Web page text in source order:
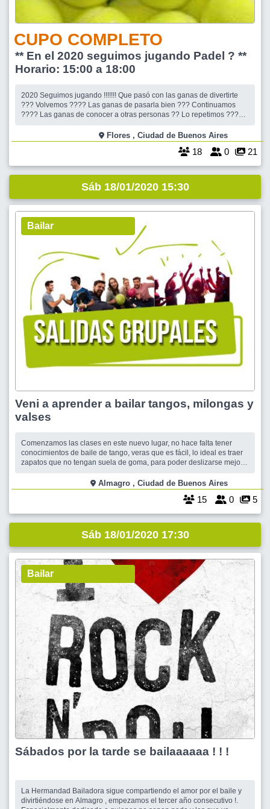
CUPO COMPLETO
** En el 2020 seguimos jugando Padel ? **
Horario: 15:00 a 18:00
2020 Seguimos jugando !!!!!!! Que pasó con las ganas de divertirte
??? Volvemos ???? Las ganas de pasarla bien ??? Continuamos
???? Las ganas de conocer a otras personas ?? Lo repetimos ???
jugar, otros que querían volver a jugar, otros que querían aprender a
jugar, y o
Flores , Ciudad de Buenos Aires
18 0 21
Sáb 18/01/2020 15:30
Bailar
Veni a aprender a bailar tangos, milongas y
valses
Comenzamos las clases en este nuevo lugar, no hace falta tener
conocimientos de baile de tango, veras que es fácil, lo ideal es traer
zapatos que no tengan suela de goma, para poder deslizarse mejor;
musica, te esperamos el valor de la clases es de $200.-
Almagro , Ciudad de Buenos Aires
15 0 5
Sáb 18/01/2020 17:30
Bailar
Sábados por la tarde se bailaaaaaa ! ! !
La Hermandad Bailadora sigue compartiendo el amor por el baile y
divirtiéndose en Almagro , empezamos el tercer año consecutivo !.